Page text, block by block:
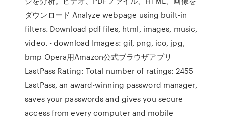
ダウンロード Analyze webpage using built-in
filters. Download pdf files, html, images, music,
video. - download Images: gif, png, ico, jpg,
bmp Opera用Amazon公式ブラウザアプリ
LastPass Rating: Total number of ratings: 2455
LastPass, an award-winning password manager,
saves your passwords and gives you secure
access from every computer and mobile